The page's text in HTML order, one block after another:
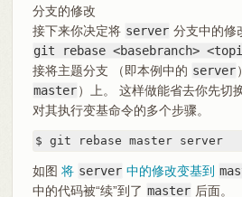
分支的修改
接下来你决定将 server 分支中的修
git rebase <basebranch>
接将主题分支 （即本例中的 server
master ）上。 这样做能省去你先切
对其执行变基命令的多个步骤。
$ git rebase master server
如图 将 server 中的修改变基到
中的代码被“续”到了 master 后面。